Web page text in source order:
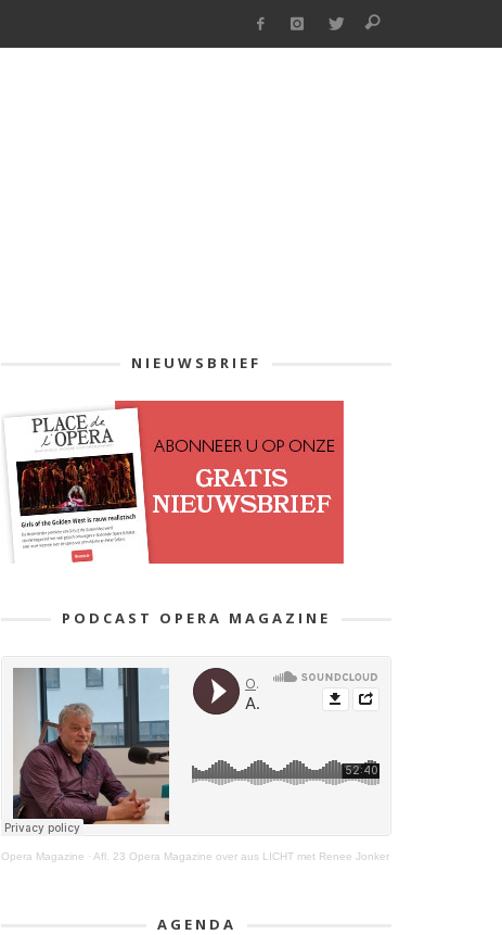
NIEUWSBRIEF
PODCAST OPERA MAGAZINE
Opera Magazine · Afl. 23 Opera Magazine over aus LICHT met Renee Jonker
AGENDA